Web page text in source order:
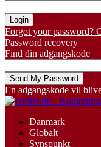
Forgot your password?
Password recovery
Find din adgangskode
En adgangskode vil
Danmark
Globalt
Synspunkt